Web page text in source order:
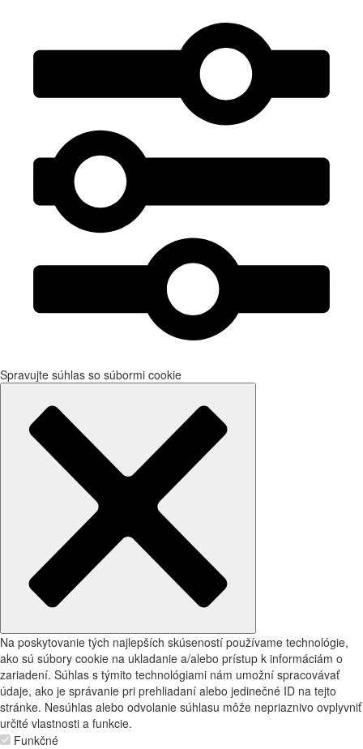
Spravujte súhlas so súbormi cookie
Na poskytovanie tých najlepších skúseností používame technológie,
ako sú súbory cookie na ukladanie a/alebo prístup k informáciám o
zariadení. Súhlas s týmito technológiami nám umožní spracovávať
údaje, ako je správanie pri prehliadaní alebo jedinečné ID na tejto
stránke. Nesúhlas alebo odvolanie súhlasu môže nepriaznivo ovplyvniť
určité vlastnosti a funkcie.
Funkčné